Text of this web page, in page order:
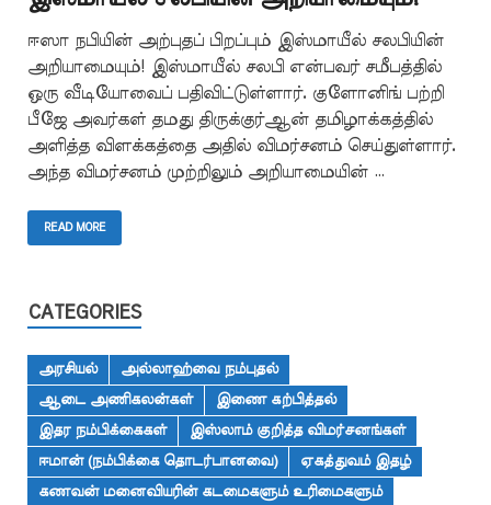
ஈஸா நபியின் அற்புதப் பிறப்பும் இஸ்மாயீல் சலபியின்
அறியாமையும்! இஸ்மாயீல் சலபி என்பவர் சமீபத்தில்
ஒரு வீடியோவைப் பதிவிட்டுள்ளார். குளோனிங் பற்றி
பீஜே அவர்கள் தமது திருக்குர்ஆன் தமிழாக்கத்தில்
அளித்த விளக்கத்தை அதில் விமர்சனம் செய்துள்ளார்.
அந்த விமர்சனம் முற்றிலும் அறியாமையின் …
READ MORE
CATEGORIES
அரசியல்
அல்லாஹ்வை நம்புதல்
ஆடை அணிகலன்கள்
இணை கற்பித்தல்
இதர நம்பிக்கைகள்
இஸ்லாம் குறித்த விமர்சனங்கள்
ஈமான் (நம்பிக்கை தொடர்பானவை)
ஏகத்துவம் இதழ்
கணவன் மனைவியரின் கடமைகளும் உரிமைகளும்